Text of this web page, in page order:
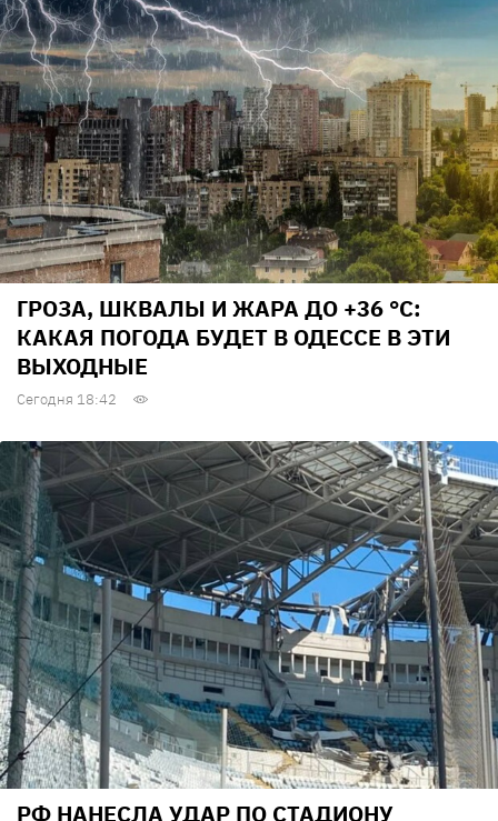
ГРОЗА, ШКВАЛЫ И ЖАРА ДО +36 °С:
КАКАЯ ПОГОДА БУДЕТ В ОДЕССЕ В ЭТИ
ВЫХОДНЫЕ
Сегодня 18:42
РФ НАНЕСЛА УДАР ПО СТАДИОНУ